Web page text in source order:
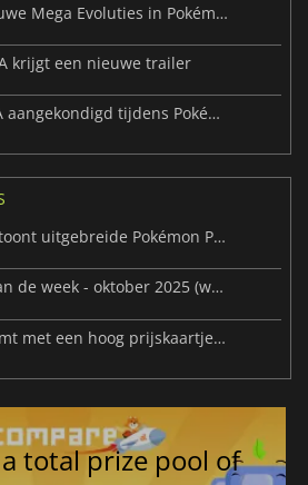
Lekken onthullen nieuwe Mega Evoluties in Pokémon Legends: Z-A
krijgt een nieuwe trailer
Pokémon Legends Z-A aangekondigd tijdens Pokémon Presents
Nintendo Treehouse toont uitgebreide Pokémon Pokopia-gameplay
Niuwe Videogames van de week - oktober 2025 (week 42)
Nintendo Switch 2 komt met een hoog prijskaartje maar belooft een spectaculaire lancering
total prize pool of